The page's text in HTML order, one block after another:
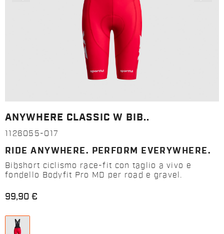
ANYWHERE CLASSIC W BIB..
1126055-017
RIDE ANYWHERE. PERFORM EVERYWHERE.
Bibshort ciclismo race-fit con taglio a vivo e
fondello Bodyfit Pro MD per road e gravel.
99,90 €